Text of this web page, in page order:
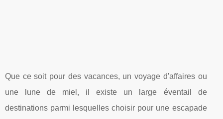
Que ce soit pour des vacances, un voyage d'affaires ou
une lune de miel, il existe un large éventail de
destinations parmi lesquelles choisir pour une escapade